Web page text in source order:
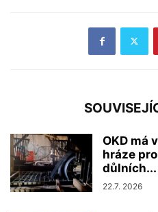
OKD má
hráze
důlních...
22.7. 2026